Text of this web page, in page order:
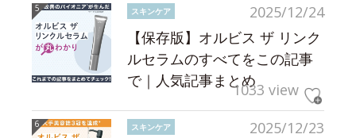
2025/12/24
スキンケア
【保存版】オルビス ザ リンク
ルセラムのすべてをこの記事
で｜人気記事まとめ1033 view
2025/12/23
スキンケア